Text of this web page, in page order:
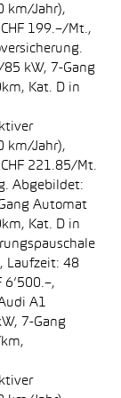
km/Jahr),
199.–/Mt.,
kW, 7-Gang
Kat. D in
km/Jahr),
221.85/Mt.
Abgebildet:
Automat
Kat. D in
Laufzeit: 48
6’500.–,
A1
7-Gang